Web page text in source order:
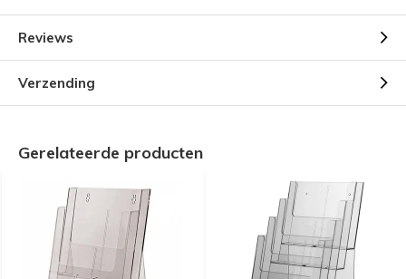
Reviews
Verzending
Gerelateerde producten